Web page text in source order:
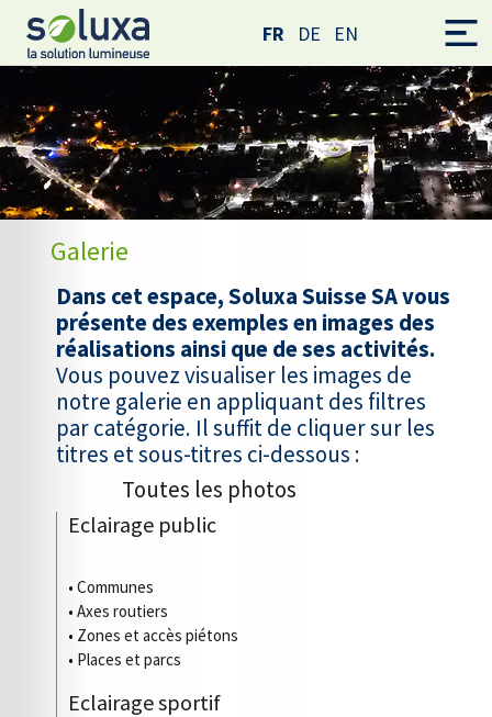
FR DE EN
Galerie
Dans cet espace, Soluxa Suisse SA vous
présente des exemples en images des
réalisations ainsi que de ses activités.
Vous pouvez visualiser les images de
notre galerie en appliquant des filtres
par catégorie. Il suffit de cliquer sur les
titres et sous-titres ci-dessous :
Toutes les photos
Eclairage public
• Communes
• Axes routiers
• Zones et accès piétons
• Places et parcs
Eclairage sportif